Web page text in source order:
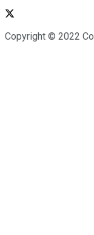
Copyright © 2022